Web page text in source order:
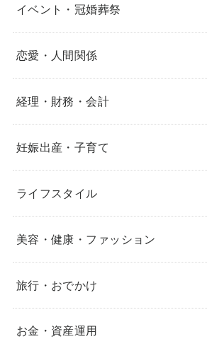
イベント・冠婚葬祭
恋愛・人間関係
経理・財務・会計
妊娠出産・子育て
ライフスタイル
美容・健康・ファッション
旅行・おでかけ
お金・資産運用